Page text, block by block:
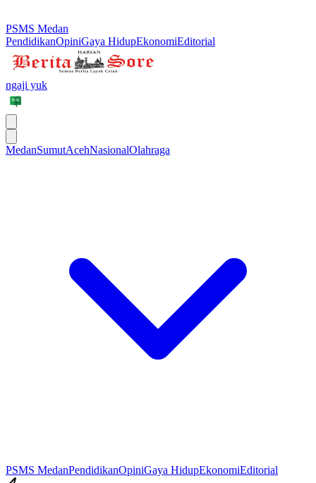
PSMS Medan
PendidikanOpiniGaya HidupEkonomiEditorial
ngaji yuk
MedanSumutAcehNasionalOlahraga
PSMS MedanPendidikanOpiniGaya HidupEkonomiEditorial